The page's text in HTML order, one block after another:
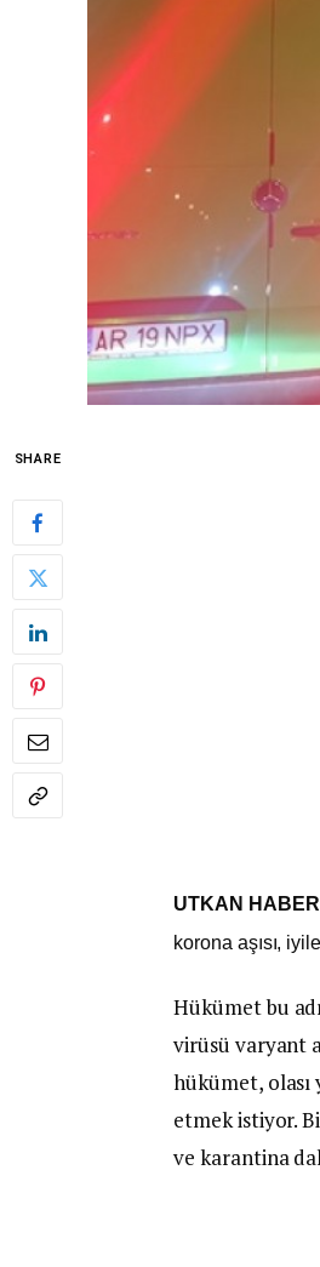
SHARE
UTKAN
korona aşısı,
Hükümet bu
virüsü varyant
hükümet, olası
etmek istiyor.
ve karantina